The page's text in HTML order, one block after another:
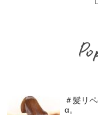
＃髪リ
α。